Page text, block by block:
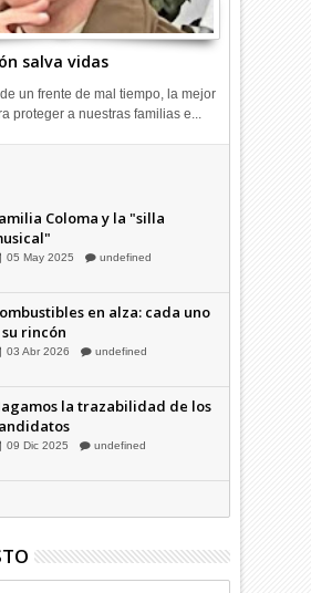
salva vidas
un frente de mal tiempo, la mejor
proteger a nuestras familias e...
Coloma y la "silla
05 May 2025 undefined
en alza: cada uno
03Abr 2026 undefined
la trazabilidad de los
09 Dic 2025 undefined